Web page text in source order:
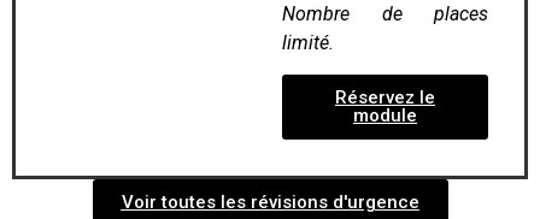
Nombre de places
limité.
Réservez le
module
Voir toutes les révisions d'urgence